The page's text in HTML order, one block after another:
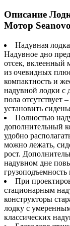
Описание
Мотор
Надувная
Надувное дно
отсек, вклеенный
из очевидных
компактность и
надувной лодки с
пола отсутствует
установить
Полностью
дополнительный
удобно
можно лежать,
рост.
надувном дне
При
стационарным
конструкторы
лодку с
классических